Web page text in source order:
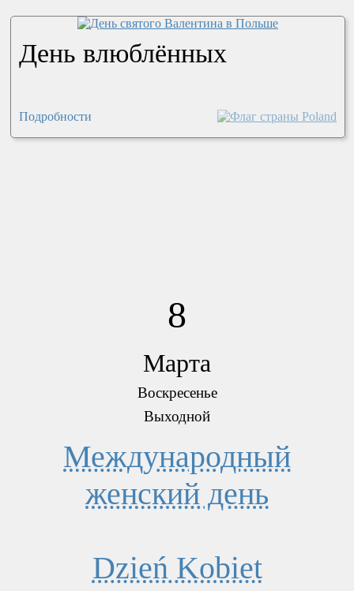
День влюблённых
Подробности
8
Марта
Воскресенье
Выходной
Международный
женский день
Dzień Kobiet